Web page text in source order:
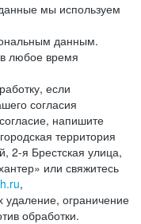
мы используем
данным.
любое время
если
согласия
напишите
территория
2-я Брестская улица,
или свяжитесь
,
удаление, ограничение
обработки.